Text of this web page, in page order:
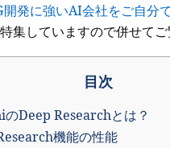
発に強いAI会社をご自分
集していますので併せてご
目次
Deep Researchとは？
機能の性能